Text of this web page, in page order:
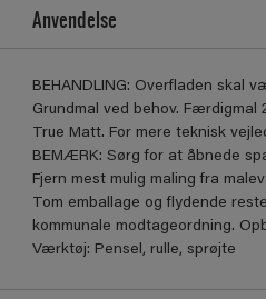
Anvendelse
BEHANDLING: Overfladen skal
Grundmal ved behov. Færdigmal
True Matt. For mere teknisk
BEMÆRK: Sørg for at åbnede
Fjern mest mulig maling fra
Tom emballage og flydende
kommunale modtageordning.
Værktøj: Pensel, rulle, sprøjte